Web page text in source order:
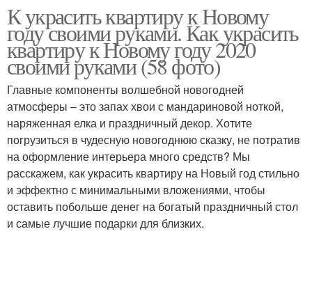
К украсить квартиру к Новому
году своими руками. Как украсить
квартиру к Новому году 2020
своими руками (58 фото)
Главные компоненты волшебной новогодней
атмосферы – это запах хвои с мандариновой ноткой,
наряженная елка и праздничный декор. Хотите
погрузиться в чудесную новогоднюю сказку, не потратив
на оформление интерьера много средств? Мы
расскажем, как украсить квартиру на Новый год стильно
и эффектно с минимальными вложениями, чтобы
оставить побольше денег на богатый праздничный стол
и самые лучшие подарки для близких.